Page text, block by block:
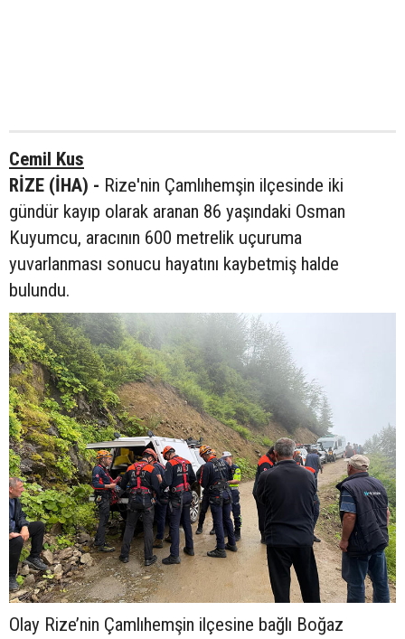
Cemil Kus
RİZE (İHA) - Rize'nin Çamlıhemşin ilçesinde iki
gündür kayıp olarak aranan 86 yaşındaki Osman
Kuyumcu, aracının 600 metrelik uçuruma
yuvarlanması sonucu hayatını kaybetmiş halde
bulundu.
Olay Rize’nin Çamlıhemşin ilçesine bağlı Boğaz